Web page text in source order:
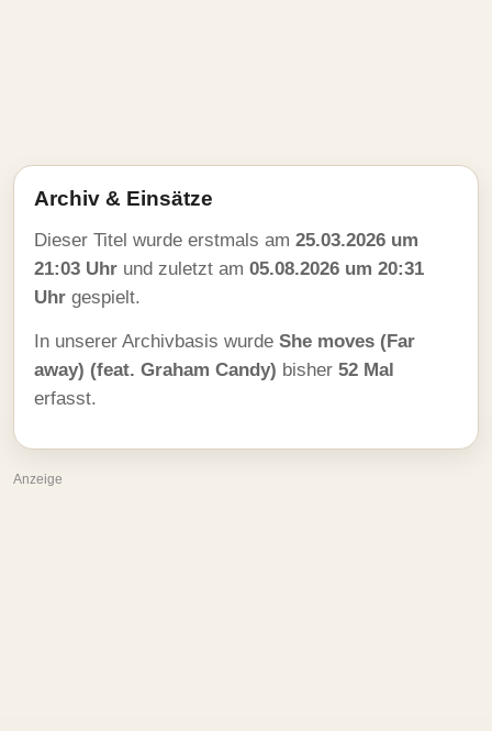
Archiv & Einsätze
Dieser Titel wurde erstmals am 25.03.2026 um
21:03 Uhr und zuletzt am 05.08.2026 um 20:31
Uhr gespielt.
In unserer Archivbasis wurde She moves (Far
away) (feat. Graham Candy) bisher 52 Mal
erfasst.
Anzeige